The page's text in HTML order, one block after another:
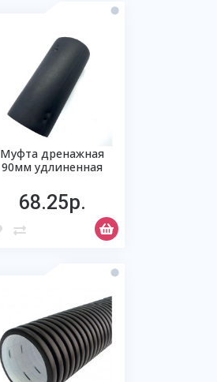
Муфта дренажная
90мм удлиненная
68.25р.